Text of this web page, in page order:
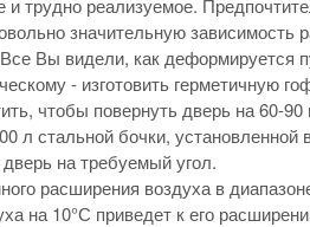
трудно реализуемое.
значительную
Вы видели, как деформируется
- изготовить герметичную
чтобы повернуть дверь на 60-
л стальной бочки, установленной
на требуемый угол.
расширения воздуха в
на 10°С приведет к его